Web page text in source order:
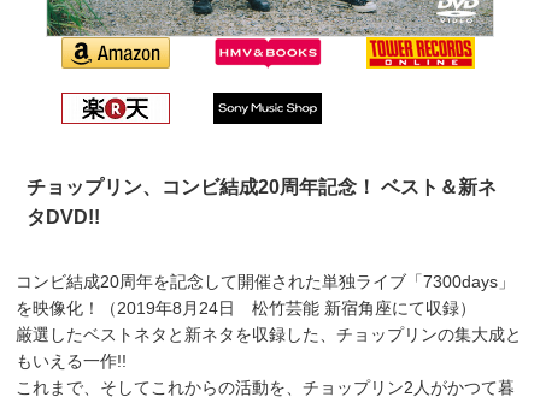
チョップリン、コンビ結成20周年記念！ ベスト＆新ネ
タDVD!!
コンビ結成20周年を記念して開催された単独ライブ「7300days」
を映像化！（2019年8月24日 松竹芸能 新宿角座にて収録）
厳選したベストネタと新ネタを収録した、チョップリンの集大成と
もいえる一作!!
これまで、そしてこれからの活動を、チョップリン2人がかつて暮